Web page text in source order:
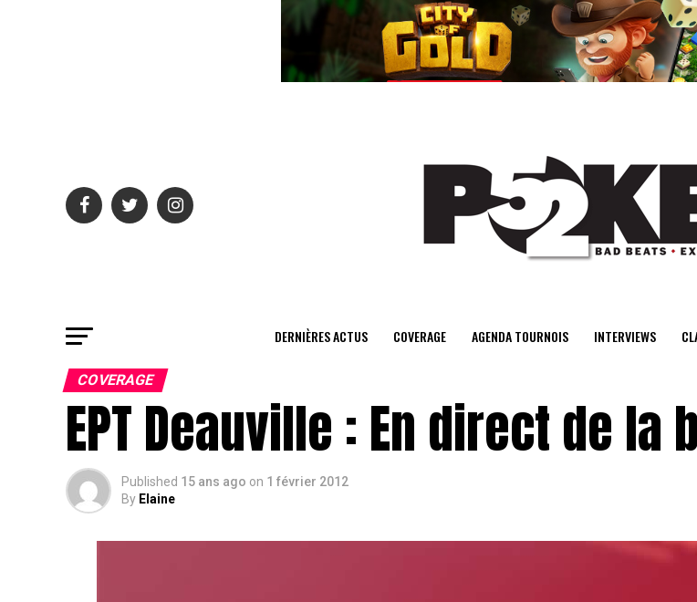
center>
DERNIÈRES ACTUS COVERAGE AGENDA TOURNOIS INTERVIEWS
COVERAGE
EPT Deauville : En direct de la
Published 15 ans ago on 1 février 2012
By Elaine